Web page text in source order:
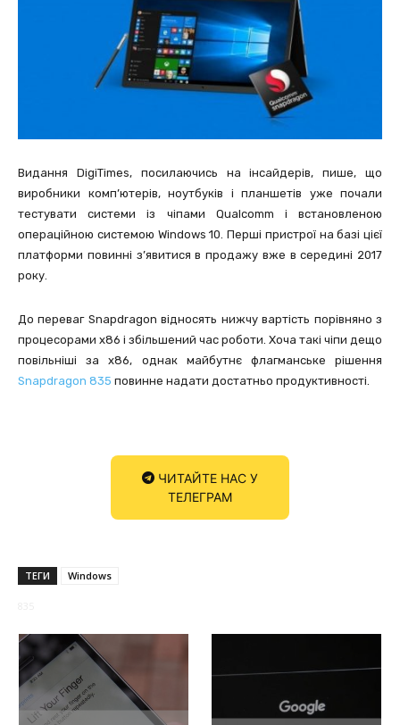
Видання DigiTimes, посилаючись на інсайдерів, пише, що
виробники комп’ютерів, ноутбуків і планшетів уже почали
тестувати системи із чіпами Qualcomm і встановленою
операційною системою Windows 10. Перші пристрої на базі цієї
платформи повинні з’явитися в продажу вже в середині 2017
року.
До переваг Snapdragon відносять нижчу вартість порівняно з
процесорами x86 і збільшений час роботи. Хоча такі чіпи дещо
повільніші за х86, однак майбутнє флагманське рішення
Snapdragon 835 повинне надати достатньо продуктивності.
ЧИТАЙТЕ НАС У
ТЕЛЕГРАМ
ТЕГИ Windows